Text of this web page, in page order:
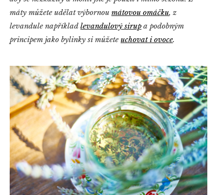
máty můžete udělat výbornou mátovou omáčku, z
levandule například levandulový sirup a podobným
principem jako bylinky si můžete uchovat i ovoce.